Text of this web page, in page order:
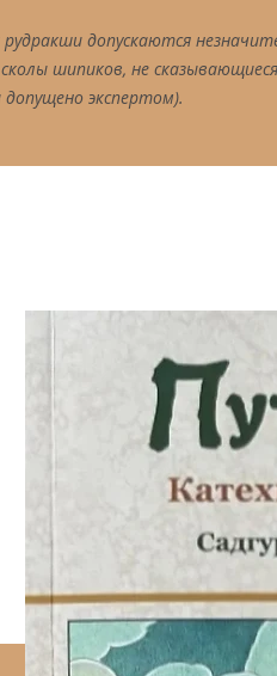
рудракши допускаются
шипиков, не
допущено экспертом).